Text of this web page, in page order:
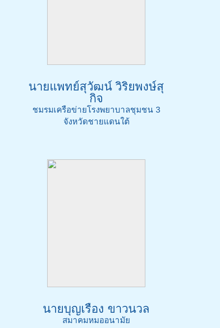
นายแพทย์สุวัฒน์ วิริยพงษ์สุ
กิจ
ชมรมเครือข่ายโรงพยาบาลชุมชน 3
จังหวัดชายแดนใต้
นายบุญเรือง ขาวนวล
สมาคมหมออนามัย